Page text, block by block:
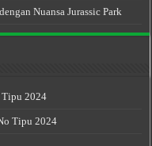
Nuansa Jurassic Park
Tipu 2024
Tipu 2024